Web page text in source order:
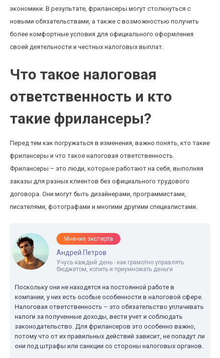
экономики. В результате, фрилансеры могут столкнуться с
новыми обязательствами, а также с возможностью получить
более комфортные условия для официального оформления
своей деятельности и честных налоговых выплат.
Что такое налоговая
ответственность и кто
такие фрилансеры?
Перед тем как погружаться в изменения, важно понять, кто такие
фрилансеры и что такое налоговая ответственность.
Фрилансеры – это люди, которые работают на себя, выполняя
заказы для разных клиентов без официального трудового
договора. Они могут быть дизайнерами, программистами,
писателями, фотографами и многими другими специалистами.
Мнение эксперта
Андрей Петров
Учусь каждый день - как грамотно управлять
бюджетом, копить и приумножать деньги
Поскольку они не находятся на постоянной работе в
компании, у них есть особые особенности в налоговой сфере.
Налоговая ответственность – это обязательство уплачивать
налоги за полученные доходы, вести учет и соблюдать
законодательство. Для фрилансеров это особенно важно,
потому что от их правильных действий зависит, не попадут ли
они под штрафы или санкции со стороны налоговых органов.